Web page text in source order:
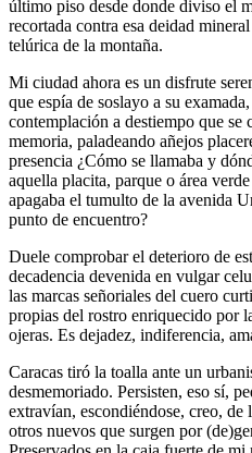
último piso desde donde diviso el
recortada contra esa deidad
telúrica de la montaña.
Mi ciudad ahora es un disfrute
que espía de soslayo a su
contemplación a destiempo que se
memoria, paladeando añejos
presencia ¿Cómo se llamaba y
aquella placita, parque o área
apagaba el tumulto de la avenida
punto de encuentro?
Duele comprobar el deterioro de
decadencia devenida en vulgar
las marcas señoriales del cuero
propias del rostro enriquecido por
ojeras. Es dejadez, indiferencia,
Caracas tiró la toalla ante un
desmemoriado. Persisten, eso sí,
extravían, escondiéndose, creo, de
otros nuevos que surgen por